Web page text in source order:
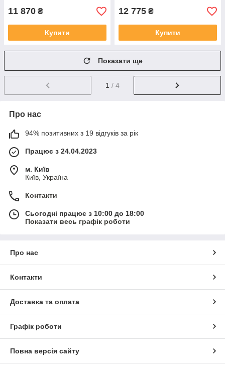
11 870 ₴
Купити
12 775 ₴
Купити
Показати ще
1 / 4
Про нас
94% позитивних з 19 відгуків за рік
Працює з 24.04.2023
м. Київ
Київ, Україна
Контакти
Сьогодні працює з 10:00 до 18:00
Показати весь графік роботи
Про нас
Контакти
Доставка та оплата
Графік роботи
Повна версія сайту